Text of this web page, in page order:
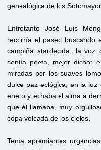
genealógica de los Sotomayor.
Entretanto José Luis
recorría el paseo buscando
campiña atardecida, la
sentía poeta, mejor dicho:
miradas por los suaves
dulce paz eclógica, en la luz
enero y echaba el alma a
que él llamaba, muy
copa volcada de los cielos.
Tenía apremiantes